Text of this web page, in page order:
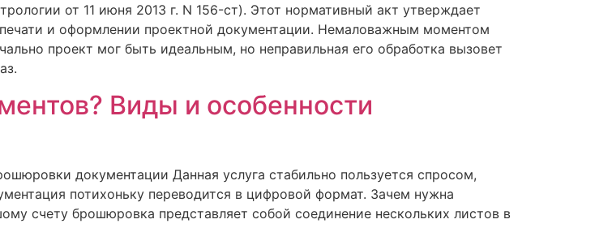
от 11 июня 2013 г. N 156-ст). Этот нормативный акт утверждает
и оформлении проектной документации. Немаловажным моментом
проект мог быть идеальным, но неправильная его обработка вызовет
Виды и особенности
документации Данная услуга стабильно пользуется спросом,
потихоньку переводится в цифровой формат. Зачем нужна
счету брошюровка представляет собой соединение нескольких листов в